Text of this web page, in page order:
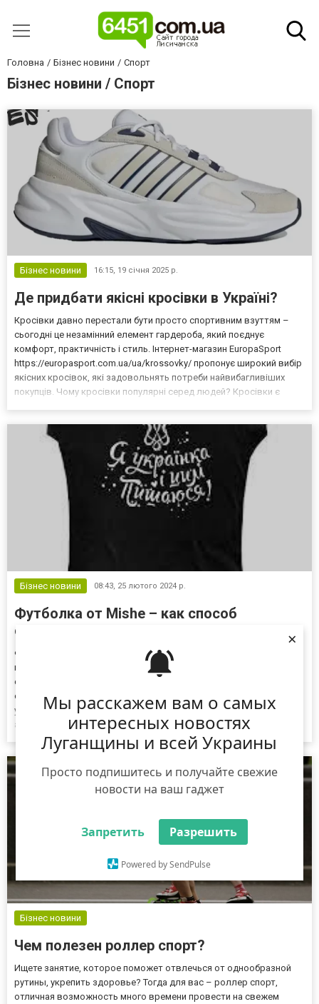
Мы расскажем вам о самых
интересных новостях
Луганщины и всей Украины
Просто подпишитесь и получайте свежие
новости на ваш гаджет
Запретить Разрешить
Powered by SendPulse
×
Головна Бізнес новини Спорт
Бізнес новини / Спорт
Бізнес новини 16:15, 19 січня 2025 р.
Де придбати якісні кросівки в Україні?
Кросівки давно перестали бути просто спортивним взуттям –
сьогодні це незамінний елемент гардероба, який поєднує
комфорт, практичність і стиль. Інтернет-магазин EuropaSport
https://europasport.com.ua/ua/krossovky/ пропонує широкий вибір
якісних кросівок, які задовольнять потреби найвибагливіших
покупців. Чому кросівки популярні серед людей? Кросівки є
Бізнес новини 08:43, 25 лютого 2024 р.
Футболка от Mishe – как способ
самовыражения
Футболки для мужчин с приколами стали неотъемлемой частью
гардероба многих людей благодаря своей универсальности,
стилю и возможности выразить свою индивидуальность,
отсюда такой спрос. Предложений о продаже такого
универсального предметы одежды огромное множество, но
ассортимент футболок в интернет-магазине mishe.com.ua
заслуживает отдельного внимания. Это действительно модно!
Если у вас возникают сомнения в современности такой
футболки, достаточно открыт...
Бізнес новини
Чем полезен роллер спорт?
Ищете занятие, которое поможет отвлечься от однообразной
рутины, укрепить здоровье? Тогда для вас – роллер спорт,
отличная возможность много времени провести на свежем